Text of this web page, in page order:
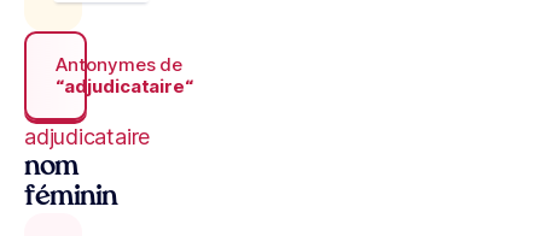
Antonymes de
“adjudicataire“
adjudicataire
nom
féminin